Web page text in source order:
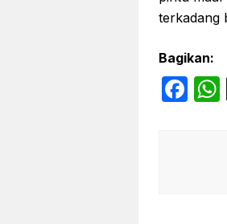
terkadang
Bagikan:
F